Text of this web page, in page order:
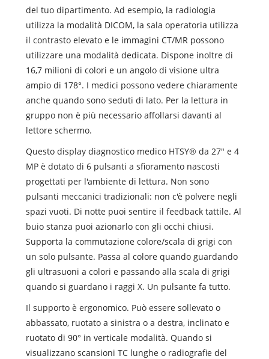
del tuo dipartimento. Ad esempio, la radiologia
utilizza la modalità DICOM, la sala operatoria utilizza
il contrasto elevato e le immagini CT/MR possono
utilizzare una modalità dedicata. Dispone inoltre di
16,7 milioni di colori e un angolo di visione ultra
ampio di 178°. I medici possono vedere chiaramente
anche quando sono seduti di lato. Per la lettura in
gruppo non è più necessario affollarsi davanti al
lettore schermo.
Questo display diagnostico medico HTSY® da 27" e 4
MP è dotato di 6 pulsanti a sfioramento nascosti
progettati per l'ambiente di lettura. Non sono
pulsanti meccanici tradizionali: non c'è polvere negli
spazi vuoti. Di notte puoi sentire il feedback tattile. Al
buio stanza puoi azionarlo con gli occhi chiusi.
Supporta la commutazione colore/scala di grigi con
un solo pulsante. Passa al colore quando guardando
gli ultrasuoni a colori e passando alla scala di grigi
quando si guardano i raggi X. Un pulsante fa tutto.
Il supporto è ergonomico. Può essere sollevato o
abbassato, ruotato a sinistra o a destra, inclinato e
ruotato di 90° in verticale modalità. Quando si
visualizzano scansioni TC lunghe o radiografie del